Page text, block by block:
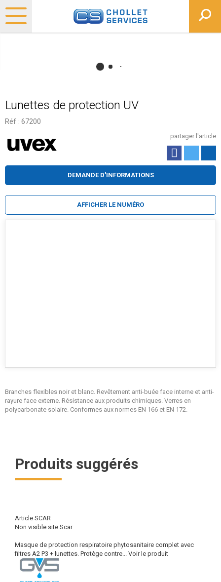
Lunettes de protection UV
Réf : 67200
partager l'article
Branches flexibles noir et blanc. Revêtement anti-buée face interne et anti-
rayure face externe. Résistance aux produits chimiques. Verres en
polycarbonate solaire. Conformes aux normes EN 166 et EN 172.
DEMANDE D'INFORMATIONS
AFFICHER LE NUMÉRO
Produits suggérés
Article SCAR
Non visible site Scar
Masque de protection respiratoire phytosanitaire complet avec
filtres A2 P3 + lunettes. Protège contre... Voir le produit